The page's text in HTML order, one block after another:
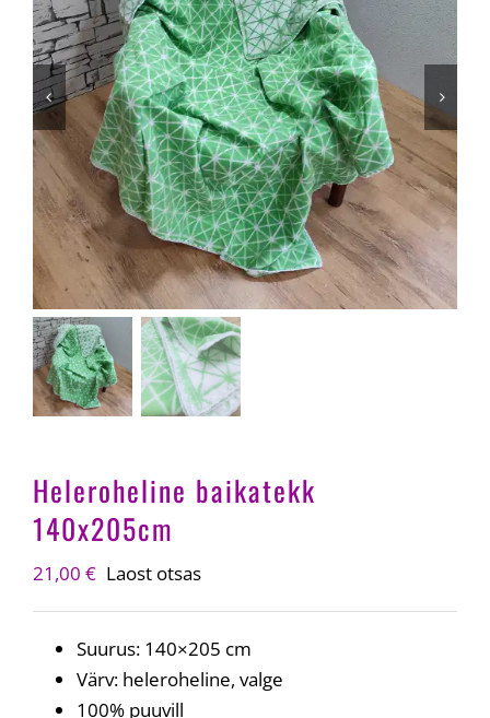
Heleroheline baikatekk
140x205cm
21,00 € Laost otsas
Suurus: 140×205 cm
Värv: heleroheline, valge
100% puuvill